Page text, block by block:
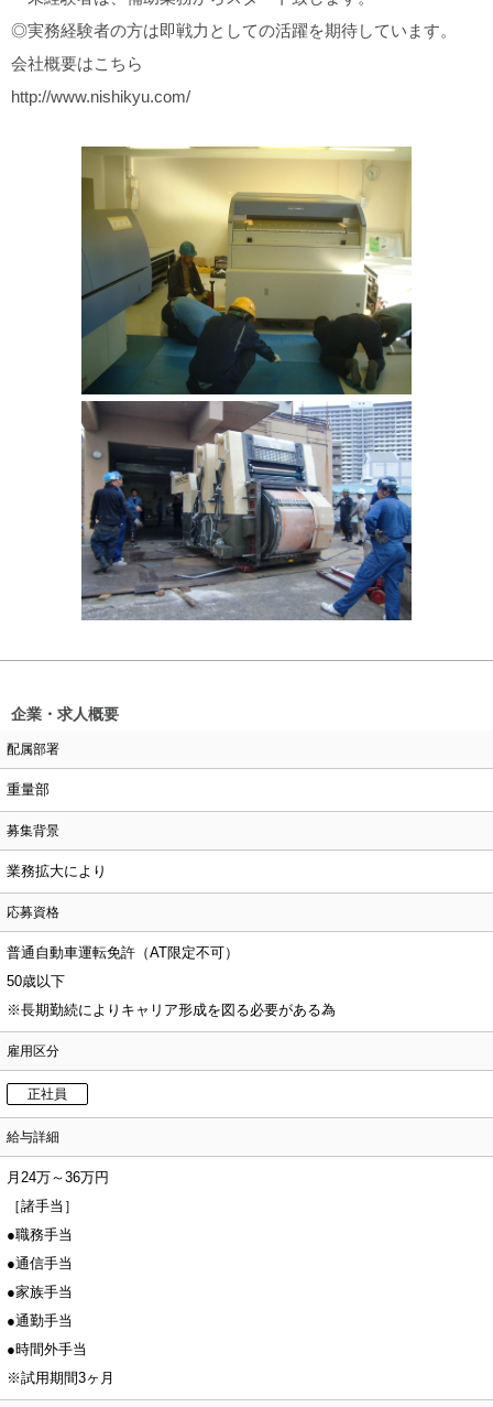
◎実務経験者の方は即戦力としての活躍を期待しています。
会社概要はこちら
http://www.nishikyu.com/
企業・求人概要
配属部署
重量部
募集背景
業務拡大により
応募資格
普通自動車運転免許（AT限定不可）
50歳以下
※長期勤続によりキャリア形成を図る必要がある為
雇用区分
正社員
給与詳細
月24万～36万円
［諸手当］
●職務手当
●通信手当
●家族手当
●通勤手当
●時間外手当
※試用期間3ヶ月